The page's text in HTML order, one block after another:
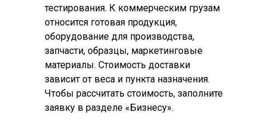
тестирования. К коммерческим грузам
относится готовая продукция,
оборудование для производства,
запчасти, образцы, маркетинговые
материалы. Стоимость доставки
зависит от веса и пункта назначения.
Чтобы рассчитать стоимость, заполните
заявку в разделе «Бизнесу».